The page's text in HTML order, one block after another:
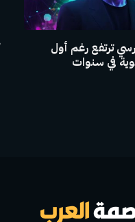
ترتفع رغم أول
في سنوات